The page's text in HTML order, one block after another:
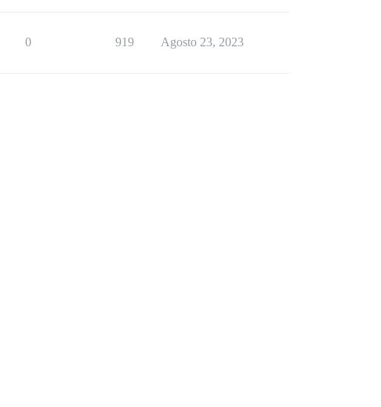
0 919 Agosto 23, 2023